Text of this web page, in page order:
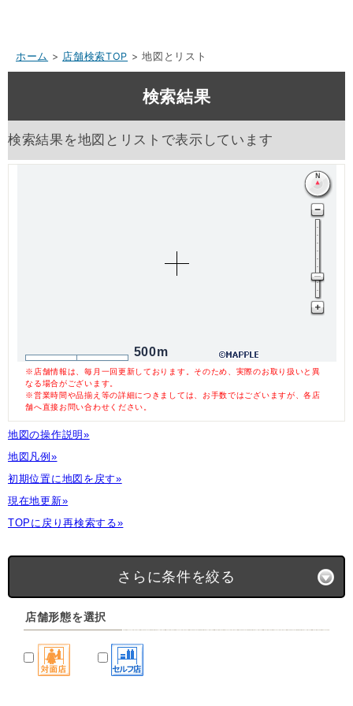
ホーム > 店舗検索TOP > 地図とリスト
検索結果
検索結果を地図とリストで表示しています
500m
※店舗情報は、毎月一回更新しております。そのため、実際のお取り扱いと異
なる場合がございます。
※営業時間や品揃え等の詳細につきましては、お手数ではございますが、各店
舗へ直接お問い合わせください。
地図の操作説明»
地図凡例»
初期位置に地図を戻す»
現在地更新»
TOPに戻り再検索する»
さらに条件を絞る
店舗形態を選択